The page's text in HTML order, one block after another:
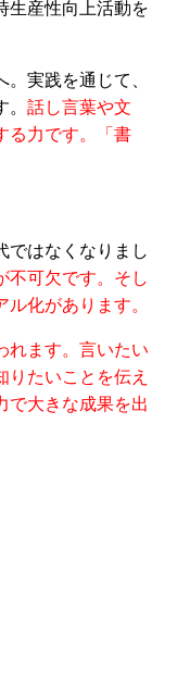
生産性向上活動を
実践を通じて、
。話し言葉や文
る力です。「書
ではなくなりまし
不可欠です。そし
化があります。
れます。言いたい
りたいことを伝え
で大きな成果を出